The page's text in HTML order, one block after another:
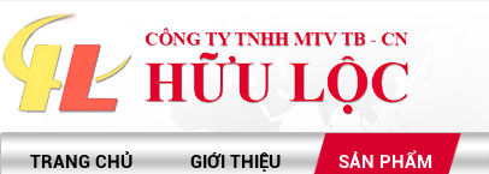
TRANG CHỦ GIỚI THIỆU SẢN PHẨM